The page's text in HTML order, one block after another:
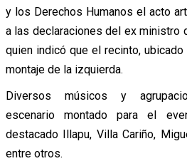
y los Derechos Humanos el acto
a las declaraciones del ex ministro
quien indicó que el recinto, ubicado
montaje de la izquierda.
Diversos músicos y
escenario montado para el
destacado Illapu, Villa Cariño,
entre otros.